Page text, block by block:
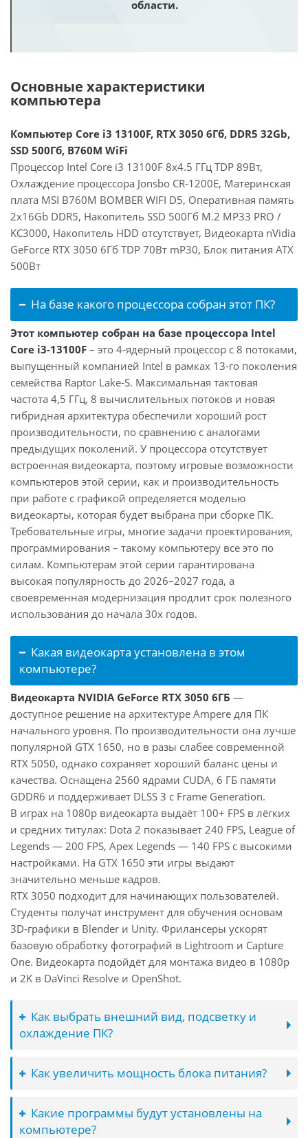
области.
Основные характеристики
компьютера
Компьютер Core i3 13100F, RTX 3050 6Гб, DDR5 32Gb,
SSD 500Гб, B760M WiFi
Процессор Intel Core i3 13100F 8x4.5 ГГц TDP 89Вт,
Охлаждение процессора Jonsbo CR-1200E, Материнская
плата MSI B760M BOMBER WIFI D5, Оперативная память
2x16Gb DDR5, Накопитель SSD 500Гб M.2 MP33 PRO /
KC3000, Накопитель HDD отсутствует, Видеокарта nVidia
GeForce RTX 3050 6Гб TDP 70Вт mP30, Блок питания ATX
500Вт
На базе какого процессора собран этот ПК?
Этот компьютер собран на базе процессора Intel
Core i3-13100F – это 4-ядерный процессор с 8 потоками,
выпущенный компанией Intel в рамках 13-го поколения
семейства Raptor Lake-S. Максимальная тактовая
частота 4,5 ГГц, 8 вычислительных потоков и новая
гибридная архитектура обеспечили хороший рост
производительности, по сравнению с аналогами
предыдущих поколений. У процессора отсутствует
встроенная видеокарта, поэтому игровые возможности
компьютеров этой серии, как и производительность
при работе с графикой определяется моделью
видеокарты, которая будет выбрана при сборке ПК.
Требовательные игры, многие задачи проектирования,
программирования – такому компьютеру все это по
силам. Компьютерам этой серии гарантирована
высокая популярность до 2026–2027 года, а
своевременная модернизация продлит срок полезного
использования до начала 30х годов.
Какая видеокарта установлена в этом
компьютере?
Видеокарта NVIDIA GeForce RTX 3050 6ГБ —
доступное решение на архитектуре Ampere для ПК
начального уровня. По производительности она лучше
популярной GTX 1650, но в разы слабее современной
RTX 5050, однако сохраняет хороший баланс цены и
качества. Оснащена 2560 ядрами CUDA, 6 ГБ памяти
GDDR6 и поддерживает DLSS 3 с Frame Generation.
В играх на 1080p видеокарта выдаёт 100+ FPS в лёгких
и средних титулах: Dota 2 показывает 240 FPS, League of
Legends — 200 FPS, Apex Legends — 140 FPS с высокими
настройками. На GTX 1650 эти игры выдают
значительно меньше кадров.
RTX 3050 подходит для начинающих пользователей.
Студенты получат инструмент для обучения основам
3D-графики в Blender и Unity. Фрилансеры ускорят
базовую обработку фотографий в Lightroom и Capture
One. Видеокарта подойдёт для монтажа видео в 1080p
и 2K в DaVinci Resolve и OpenShot.
Как выбрать внешний вид, подсветку и
охлаждение ПК?
Как увеличить мощность блока питания?
Какие программы будут установлены на
компьютере?